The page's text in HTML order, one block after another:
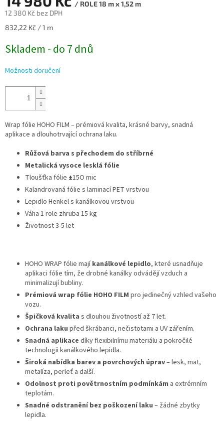
/ ROLE 18 m x 1,52 m
12 380 Kč bez DPH
Měrná
832,22 Kč / 1 m
Skladem - do 7 dnů
Možnosti doručení
Wrap fólie HOHO FILM – prémiová kvalita, krásné barvy, snadná
aplikace a dlouhotrvající ochrana laku.
Růžová barva s přechodem do stříbrné
Metalická vysoce lesklá fólie
Tloušťka fólie ±15O mic
Kalandrovaná fólie s laminací PET vrstvou
Lepidlo Henkel s kanálkovou vrstvou
Váha 1 role zhruba 15 kg
Životnost 3-5 let
HOHO WRAP fólie majíkanálkové lepidlo, které usnadňuje
aplikaci fólie tím, že drobné kanálky odvádějí vzduch a
minimalizují bubliny.
Prémiová wrap fólie HOHO FILM pro jedinečný vzhled vašeho
vozu.
Špičková kvalita s dlouhou životností až 7 let.
Ochrana laku před škrábanci, nečistotami a UV zářením.
Snadná aplikace díky flexibilnímu materiálu a pokročilé
technologii kanálkového lepidla.
Široká nabídka barev a povrchových úprav– lesk, mat,
metalíza, perleť a další.
Odolnost proti povětrnostním podmínkám a extrémním
teplotám.
Snadné odstranění bez poškození laku – žádné zbytky
lepidla.